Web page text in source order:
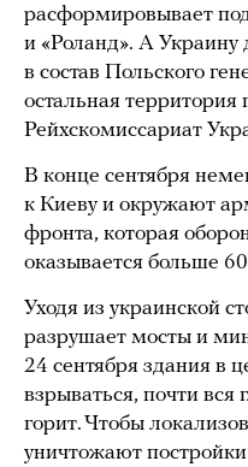
расформировывает
и «Роланд». А Украину
в состав Польского
остальная территория
Рейхскомиссариат
В конце сентября
к Киеву и окружают
фронта, которая
оказывается больше
Уходя из украинской
разрушает мосты и
24 сентября здания в
взрываться, почти вся
горит. Чтобы
уничтожают